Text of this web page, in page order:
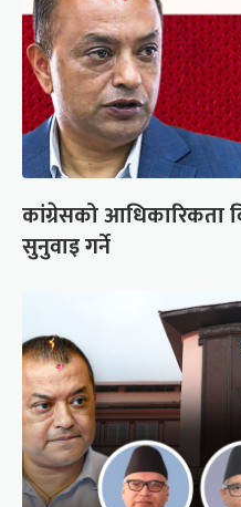
कांग्रेसको आधिकारिकता
सुनुवाइ गर्ने